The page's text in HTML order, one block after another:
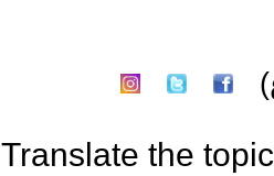
Translate the topic